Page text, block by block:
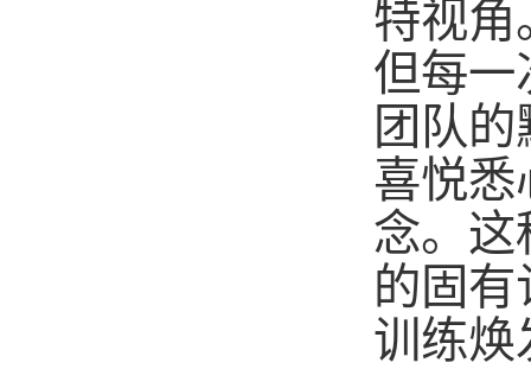
特视角
但每一
团队
喜悦悉
念。这
的固
训练焕